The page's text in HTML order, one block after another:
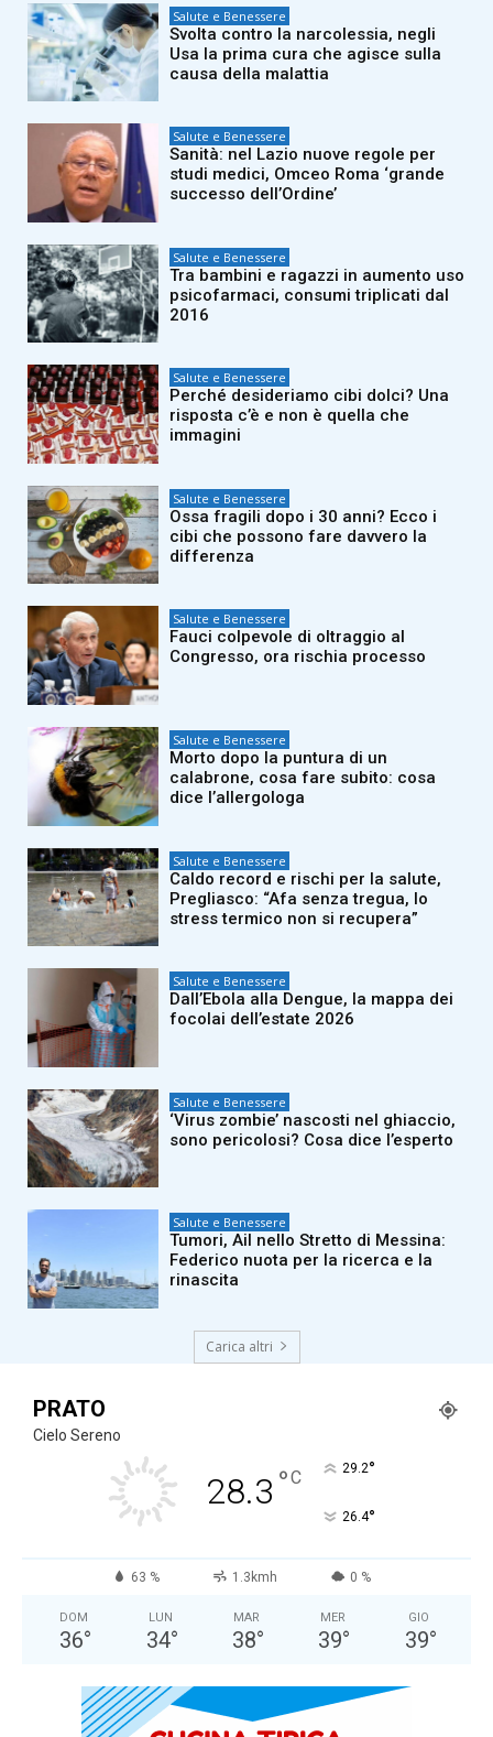
Salute e Benessere
Svolta contro la narcolessia, negli
Usa la prima cura che agisce sulla
causa della malattia
Salute e Benessere
Sanità: nel Lazio nuove regole per
studi medici, Omceo Roma ‘grande
successo dell’Ordine’
Salute e Benessere
Tra bambini e ragazzi in aumento uso
psicofarmaci, consumi triplicati dal
2016
Salute e Benessere
Perché desideriamo cibi dolci? Una
risposta c’è e non è quella che
immagini
Salute e Benessere
Ossa fragili dopo i 30 anni? Ecco i
cibi che possono fare davvero la
differenza
Salute e Benessere
Fauci colpevole di oltraggio al
Congresso, ora rischia processo
Salute e Benessere
Morto dopo la puntura di un
calabrone, cosa fare subito: cosa
dice l’allergologa
Salute e Benessere
Caldo record e rischi per la salute,
Pregliasco: “Afa senza tregua, lo
stress termico non si recupera”
Salute e Benessere
Dall’Ebola alla Dengue, la mappa dei
focolai dell’estate 2026
Salute e Benessere
‘Virus zombie’ nascosti nel ghiaccio,
sono pericolosi? Cosa dice l’esperto
Salute e Benessere
Tumori, Ail nello Stretto di Messina:
Federico nuota per la ricerca e la
rinascita
Carica altri
PRATO
Cielo Sereno
28.3 °C 29.2°
26.4°
63 % 1.3kmh 0 %
DOM
36°
LUN
34°
MAR
38°
MER
39°
GIO
39°